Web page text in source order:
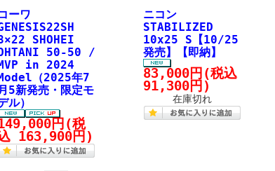
ーワ
SHOHEI
50-50 /
in 2024
（2025年7
5新発売・限定モ
ル）
円 (税
163,900円)
ニコン
STABILIZED
10x25 S【10/25
発売】【即納】
83,000円 (税込
91,300円)
在庫切れ